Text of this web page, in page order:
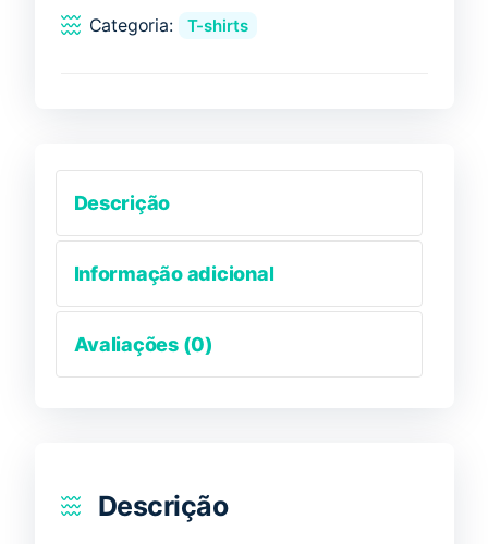
trachurus
Categoria: T-shirts
Descrição
Informação adicional
Avaliações (0)
Descrição